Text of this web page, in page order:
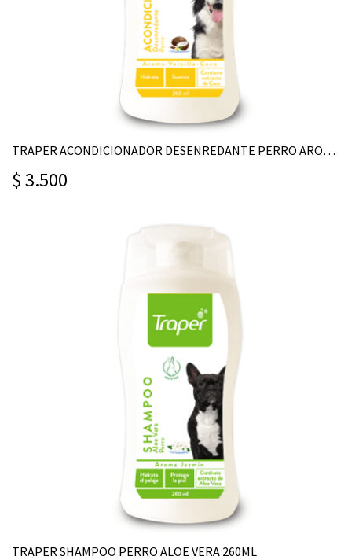
TRAPER ACONDICIONADOR DESENREDANTE PERRO AROMA VAINILLA - COCO 260ML
$ 3.500
TRAPER SHAMPOO PERRO ALOE VERA 260ML